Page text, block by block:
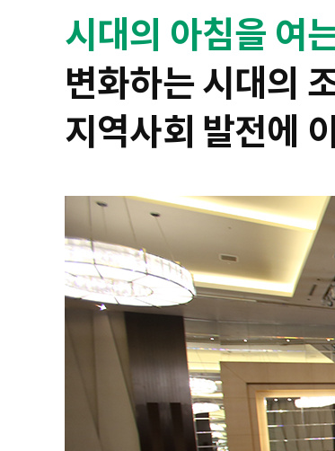
시대의 아침을 여
변화하는 시대의
지역사회 발전에